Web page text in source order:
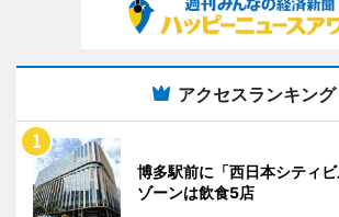
アクセスランキング
博多駅前に「西日本シティ
ゾーンは飲食5店